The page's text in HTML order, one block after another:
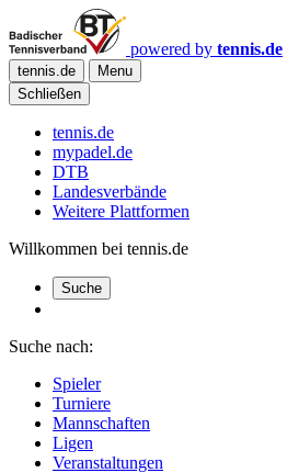
powered by tennis.de
tennis.de
Menu
Schließen
tennis.de
mypadel.de
DTB
Landesverbände
Weitere Plattformen
Willkommen bei tennis.de
Suche
Suche nach:
Spieler
Turniere
Mannschaften
Ligen
Veranstaltungen